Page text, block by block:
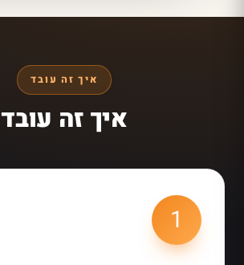
איך זה עובד
איך זה עובד
1